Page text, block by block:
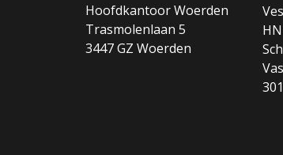
Hoofdkantoor Woerden
Trasmolenlaan 5
3447 GZ Woerden